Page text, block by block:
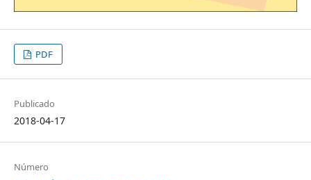
PDF
Publicado
2018-04-17
Número